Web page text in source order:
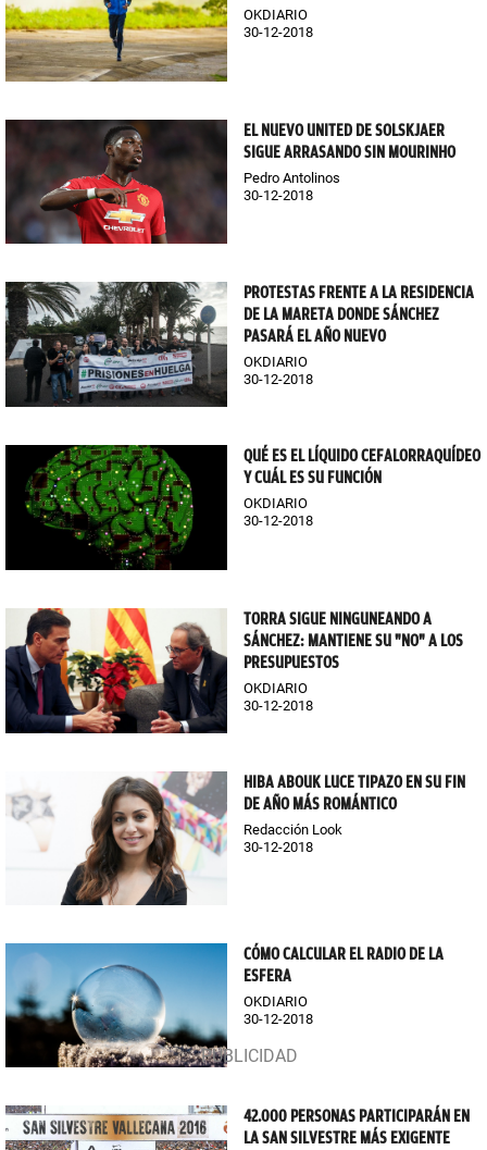
OKDIARIO
30-12-2018
EL NUEVO UNITED DE SOLSKJAER
SIGUE ARRASANDO SIN MOURINHO
Pedro Antolinos
30-12-2018
PROTESTAS FRENTE A LA RESIDENCIA
DE LA MARETA DONDE SÁNCHEZ
PASARÁ EL AÑO NUEVO
OKDIARIO
30-12-2018
QUÉ ES EL LÍQUIDO CEFALORRAQUÍDEO
Y CUÁL ES SU FUNCIÓN
OKDIARIO
30-12-2018
TORRA SIGUE NINGUNEANDO A
SÁNCHEZ: MANTIENE SU "NO" A LOS
PRESUPUESTOS
OKDIARIO
30-12-2018
HIBA ABOUK LUCE TIPAZO EN SU FIN
DE AÑO MÁS ROMÁNTICO
Redacción Look
30-12-2018
CÓMO CALCULAR EL RADIO DE LA
ESFERA
OKDIARIO
30-12-2018
42.000 PERSONAS PARTICIPARÁN EN
LA SAN SILVESTRE MÁS EXIGENTE